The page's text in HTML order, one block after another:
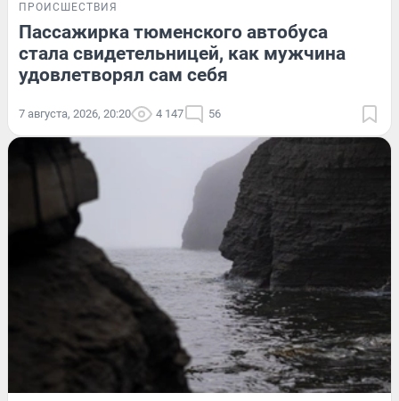
ПРОИСШЕСТВИЯ
Пассажирка тюменского автобуса
стала свидетельницей, как мужчина
удовлетворял сам себя
7 августа, 2026, 20:20 4 147 56